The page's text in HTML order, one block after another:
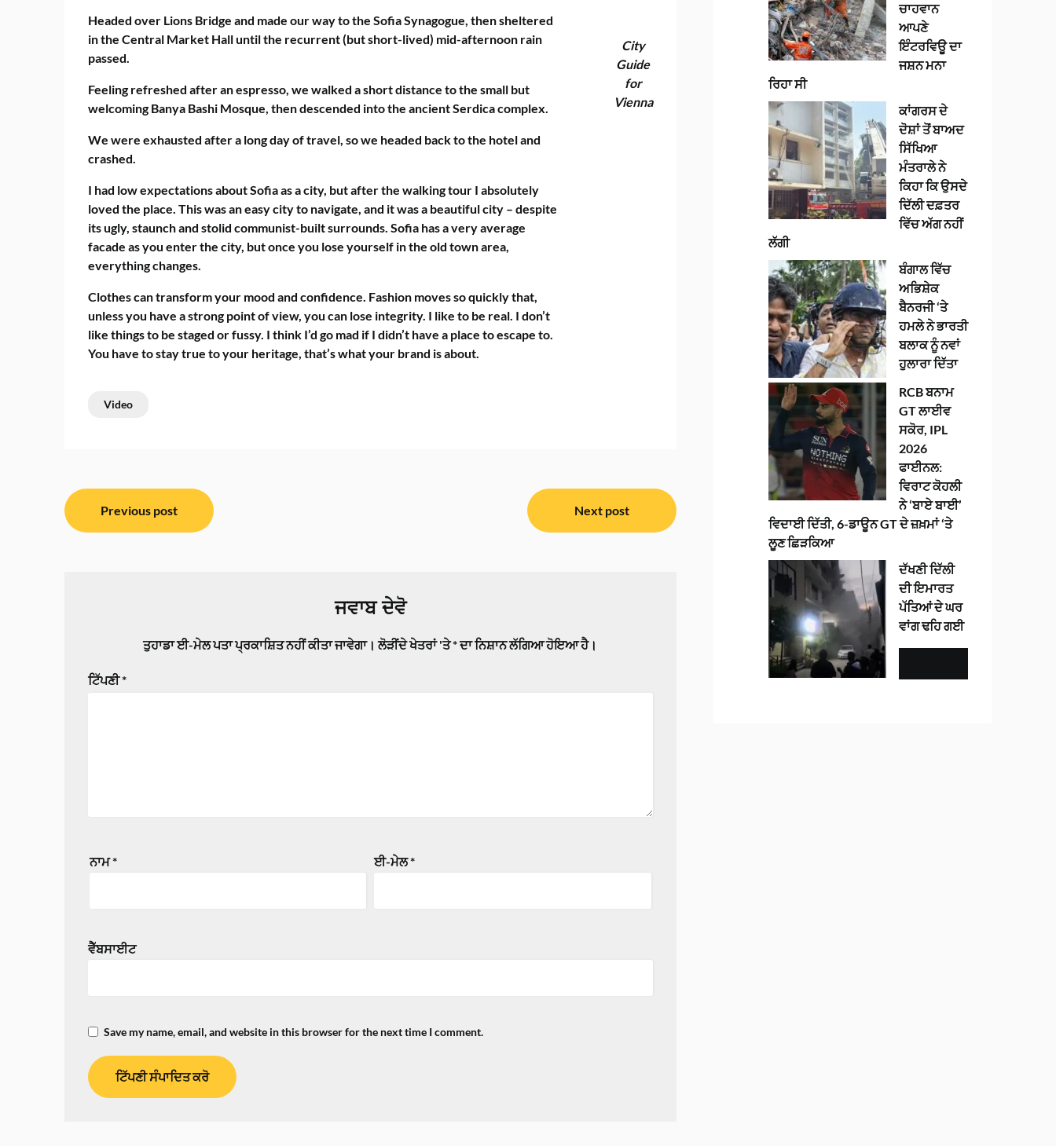
City
Guide
for
Vienna
Headed over Lions Bridge and made our way to the Sofia Synagogue, then sheltered
in the Central Market Hall until the recurrent (but short-lived) mid-afternoon rain
passed.
Feeling refreshed after an espresso, we walked a short distance to the small but
welcoming Banya Bashi Mosque, then descended into the ancient Serdica complex.
We were exhausted after a long day of travel, so we headed back to the hotel and
crashed.
I had low expectations about Sofia as a city, but after the walking tour I absolutely
loved the place. This was an easy city to navigate, and it was a beautiful city – despite
its ugly, staunch and stolid communist-built surrounds. Sofia has a very average
facade as you enter the city, but once you lose yourself in the old town area,
everything changes.
Clothes can transform your mood and confidence. Fashion moves so quickly that,
unless you have a strong point of view, you can lose integrity. I like to be real. I don’t
like things to be staged or fussy. I think I’d go mad if I didn’t have a place to escape to.
You have to stay true to your heritage, that’s what your brand is about.
Video
ਸੰਪਾਦਨਾ
ਨੈਵੀਗੇਸ਼ਨ
Previous post Next post
ਜਵਾਬ ਦੇਵੋ
ਤੁਹਾਡਾ ਈ-ਮੇਲ ਪਤਾ ਪ੍ਰਕਾਸ਼ਿਤ ਨਹੀਂ ਕੀਤਾ ਜਾਵੇਗਾ। ਲੋੜੀਂਦੇ ਖੇਤਰਾਂ 'ਤੇ*ਦਾ ਨਿਸ਼ਾਨ ਲੱਗਿਆ ਹੋਇਆ ਹੈ।
ਟਿੱਪਣੀ*
ਨਾਮ* ਈ-ਮੇਲ*
ਵੈੱਬਸਾਈਟ
Save my name, email, and website in this browser for the next time I comment.
ਚਾਹਵਾਨ
ਆਪਣੇ
ਇੰਟਰਵਿਊ ਦਾ
ਜਸ਼ਨ ਮਨਾ
ਰਿਹਾ ਸੀ
ਕਾਂਗਰਸ ਦੇ
ਦੋਸ਼ਾਂ ਤੋਂ ਬਾਅਦ
ਸਿੱਖਿਆ
ਮੰਤਰਾਲੇ ਨੇ
ਕਿਹਾ ਕਿ ਉਸਦੇ
ਦਿੱਲੀ ਦਫ਼ਤਰ
ਵਿੱਚ ਅੱਗ ਨਹੀਂ
ਲੱਗੀ
ਬੰਗਾਲ ਵਿੱਚ
ਅਭਿਸ਼ੇਕ
ਬੈਨਰਜੀ ‘ਤੇ
ਹਮਲੇ ਨੇ ਭਾਰਤੀ
ਬਲਾਕ ਨੂੰ ਨਵਾਂ
ਹੁਲਾਰਾ ਦਿੱਤਾ
RCB ਬਨਾਮ
GT ਲਾਈਵ
ਸਕੋਰ, IPL
2026
ਫਾਈਨਲ:
ਵਿਰਾਟ ਕੋਹਲੀ
ਨੇ ‘ਬਾਏ ਬਾਈ’
ਵਿਦਾਈ ਦਿੱਤੀ, 6-ਡਾਊਨ GT ਦੇ ਜ਼ਖ਼ਮਾਂ ‘ਤੇ
ਲੂਣ ਛਿੜਕਿਆ
ਦੱਖਣੀ ਦਿੱਲੀ
ਦੀ ਇਮਾਰਤ
ਪੱਤਿਆਂ ਦੇ ਘਰ
ਵਾਂਗ ਢਹਿ ਗਈ